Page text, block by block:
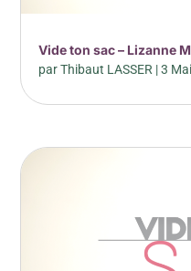
Vide ton sac – Lizanne
parThibaut LASSER |3